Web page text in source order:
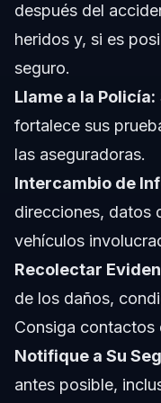
después del
heridos y, si es
seguro.
Llame a la Policía:
fortalece sus
las aseguradoras.
Intercambio de
direcciones, datos
vehículos
Recolectar
de los daños,
Consiga contactos
Notifique a Su
antes posible,